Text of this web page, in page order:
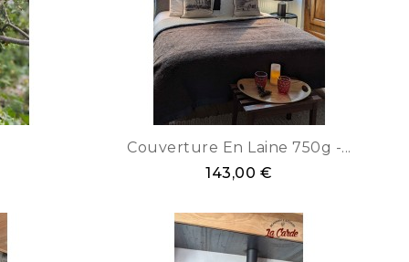
Couverture En Laine 750g -...
143,00 €